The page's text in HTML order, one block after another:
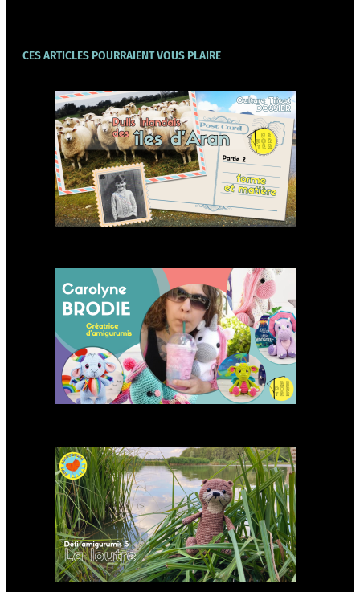
CES ARTICLES POURRAIENT VOUS PLAIRE
Forme et matière des pulls
irlandais d’Aran
Carolyne Brodie créatrice
d’amigurumis
Modèle d’amigurumi : Loutre
à crocheter